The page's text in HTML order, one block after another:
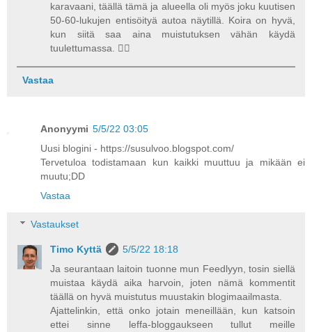
karavaani, täällä tämä ja alueella oli myös joku kuutisen
50-60-lukujen entisöityä autoa näytillä. Koira on hyvä,
kun siitä saa aina muistutuksen vähän käydä
tuulettumassa. 👍🏻
Vastaa
Anonyymi 5/5/22 03:05
Uusi blogini - https://susulvoo.blogspot.com/
Tervetuloa todistamaan kun kaikki muuttuu ja mikään ei
muutu;DD
Vastaa
Vastaukset
Timo Kyttä
5/5/22 18:18
Ja seurantaan laitoin tuonne mun Feedlyyn, tosin siellä
muistaa käydä aika harvoin, joten nämä kommentit
täällä on hyvä muistutus muustakin blogimaailmasta.
Ajattelinkin, että onko jotain meneillään, kun katsoin
ettei sinne leffa-bloggaukseen tullut meille